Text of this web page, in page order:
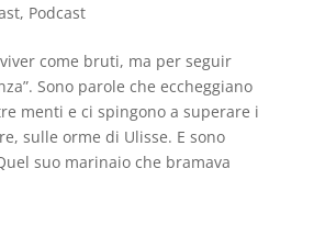
, Podcast
come bruti, ma per seguir
Sono parole che eccheggiano
menti e ci spingono a superare i
sulle orme di Ulisse. E sono
suo marinaio che bramava